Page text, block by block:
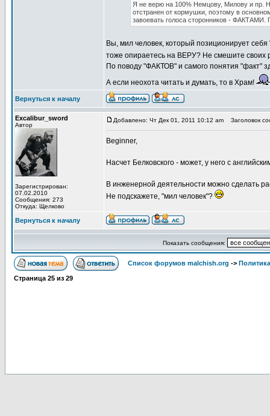
Я не верю на 100% Немцову, Милову и
отстранен от кормушки, поэтому в
завоевать голоса сторонников -
Вы, мил человек, который позиционирует
тоже опираетесь на ВЕРУ? Не смешите своих
По поводу "ФАКТОВ" и самого понятия "факт"
А если неохота читать и думать, то в Храм!
Вернуться к началу
Excalibur_sword
Автор
Зарегистрирован:
07.02.2010
Сообщения: 273
Откуда: Щелково
Добавлено: Чт Дек 01, 2011 10:12 am Заголовок
Beginner,
Насчет Белковского - может, у него с
В инженерной деятельности можно сделать
Не подскажете, "мил человек"?
Вернуться к началу
Показать сообщения:
Список форумов malchish.org ->
Страница 25 из 29